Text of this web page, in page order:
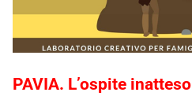
PAVIA. L’ospite inatteso